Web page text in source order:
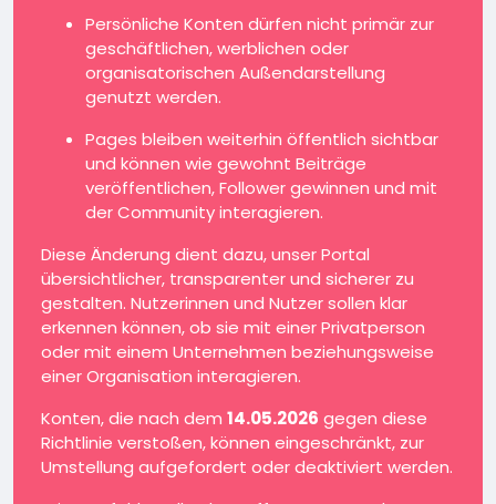
Persönliche Konten dürfen nicht primär zur
geschäftlichen, werblichen oder
organisatorischen Außendarstellung
genutzt werden.
Pages bleiben weiterhin öffentlich sichtbar
und können wie gewohnt Beiträge
veröffentlichen, Follower gewinnen und mit
der Community interagieren.
Diese Änderung dient dazu, unser Portal
übersichtlicher, transparenter und sicherer zu
gestalten. Nutzerinnen und Nutzer sollen klar
erkennen können, ob sie mit einer Privatperson
oder mit einem Unternehmen beziehungsweise
einer Organisation interagieren.
Konten, die nach dem 14.05.2026 gegen diese
Richtlinie verstoßen, können eingeschränkt, zur
Umstellung aufgefordert oder deaktiviert werden.